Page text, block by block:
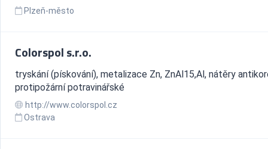
Plzeň-město
Colorspol s.r.o.
tryskání (pískování), metalizace Zn, ZnAl15,Al, nátěry
protipožární potravinářské
http://www.colorspol.cz
Ostrava